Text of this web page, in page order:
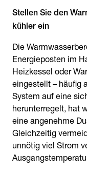
Stellen Sie den
kühler ein
Die
Energieposten im
Heizkessel oder
eingestellt – häufig
System auf eine
herunterregelt, hat
eine angenehme
Gleichzeitig
unnötig viel Strom